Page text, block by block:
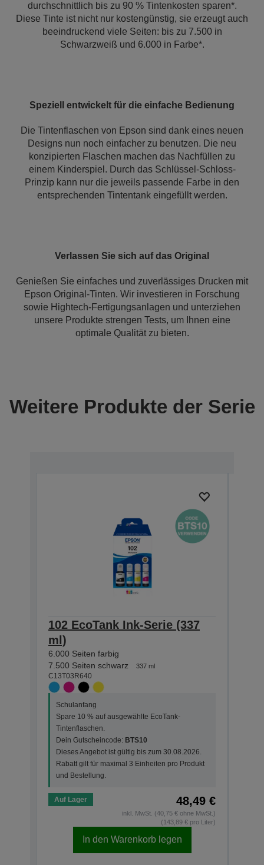
durchschnittlich bis zu 90 % Tintenkosten sparen*.
Diese Tinte ist nicht nur kostengünstig, sie erzeugt auch
beeindruckend viele Seiten: bis zu 7.500 in
Schwarzweiß und 6.000 in Farbe*.
Speziell entwickelt für die einfache Bedienung
Die Tintenflaschen von Epson sind dank eines neuen
Designs nun noch einfacher zu benutzen. Die neu
konzipierten Flaschen machen das Nachfüllen zu
einem Kinderspiel. Durch das Schlüssel-Schloss-
Prinzip kann nur die jeweils passende Farbe in den
entsprechenden Tintentank eingefüllt werden.
Verlassen Sie sich auf das Original
Genießen Sie einfaches und zuverlässiges Drucken mit
Epson Original-Tinten. Wir investieren in Forschung
sowie Hightech-Fertigungsanlagen und unterziehen
unsere Produkte strengen Tests, um Ihnen eine
optimale Qualität zu bieten.
Weitere Produkte der Serie
102 EcoTank Ink-Serie (337
ml)
6.000 Seiten farbig
7.500 Seiten schwarz
337 ml
C13T03R640
Schulanfang
Spare 10 % auf ausgewählte EcoTank-
Tintenflaschen.
Dein Gutscheincode: BTS10
Dieses Angebot ist gültig bis zum 30.08.2026.
Rabatt gilt für maximal 3 Einheiten pro Produkt
und Bestellung.
Auf Lager 48,49 €
inkl. MwSt. (40,75 € ohne MwSt.)
(143,89 € pro Liter)
In den Warenkorb legen